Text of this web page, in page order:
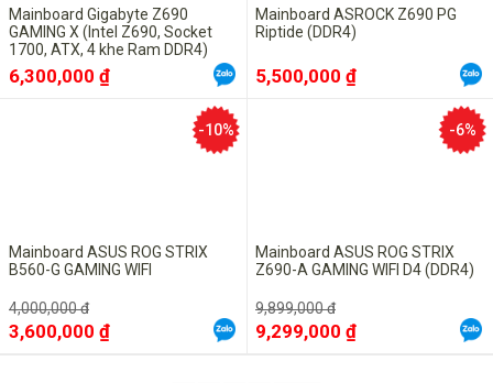
Mainboard Gigabyte Z690
GAMING X (Intel Z690, Socket
1700, ATX, 4 khe Ram DDR4)
6,300,000 ₫
Mainboard ASROCK Z690 PG
Riptide (DDR4)
5,500,000 ₫
Mainboard ASUS ROG STRIX
B560-G GAMING WIFI
4,000,000 đ
3,600,000 ₫
-10%
Mainboard ASUS ROG STRIX
Z690-A GAMING WIFI D4 (DDR4)
9,899,000 đ
9,299,000 ₫
-6%